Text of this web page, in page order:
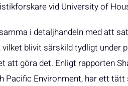
vid University of
i detaljhandeln med att
blivit särskild tydligt under
att göra det. Enligt rapporten
Pacific Environment, har ett